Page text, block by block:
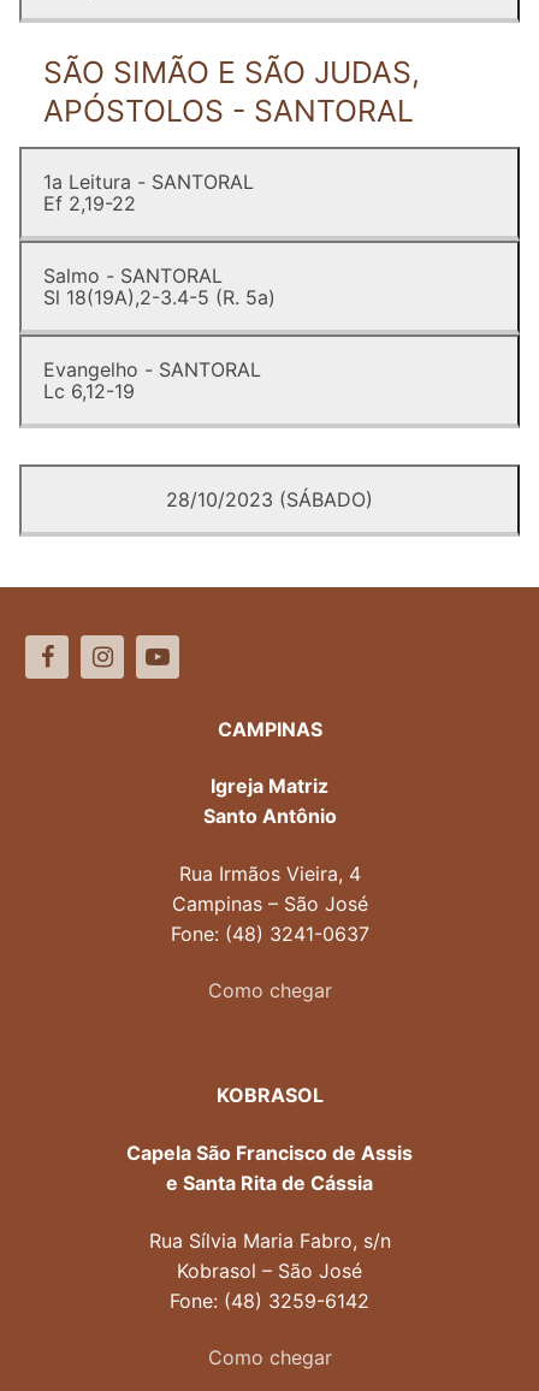
SÃO SIMÃO E SÃO JUDAS,
APÓSTOLOS - SANTORAL
1a Leitura - SANTORAL
Ef 2,19-22
Salmo - SANTORAL
Sl 18(19A),2-3.4-5 (R. 5a)
Evangelho - SANTORAL
Lc 6,12-19
28/10/2023 (SÁBADO)
CAMPINAS
Igreja Matriz
Santo Antônio
Rua Irmãos Vieira, 4
Campinas – São José
Fone: (48) 3241-0637
Como chegar
KOBRASOL
Capela São Francisco de Assis
e Santa Rita de Cássia
Rua Sílvia Maria Fabro, s/n
Kobrasol – São José
Fone: (48) 3259-6142
Como chegar